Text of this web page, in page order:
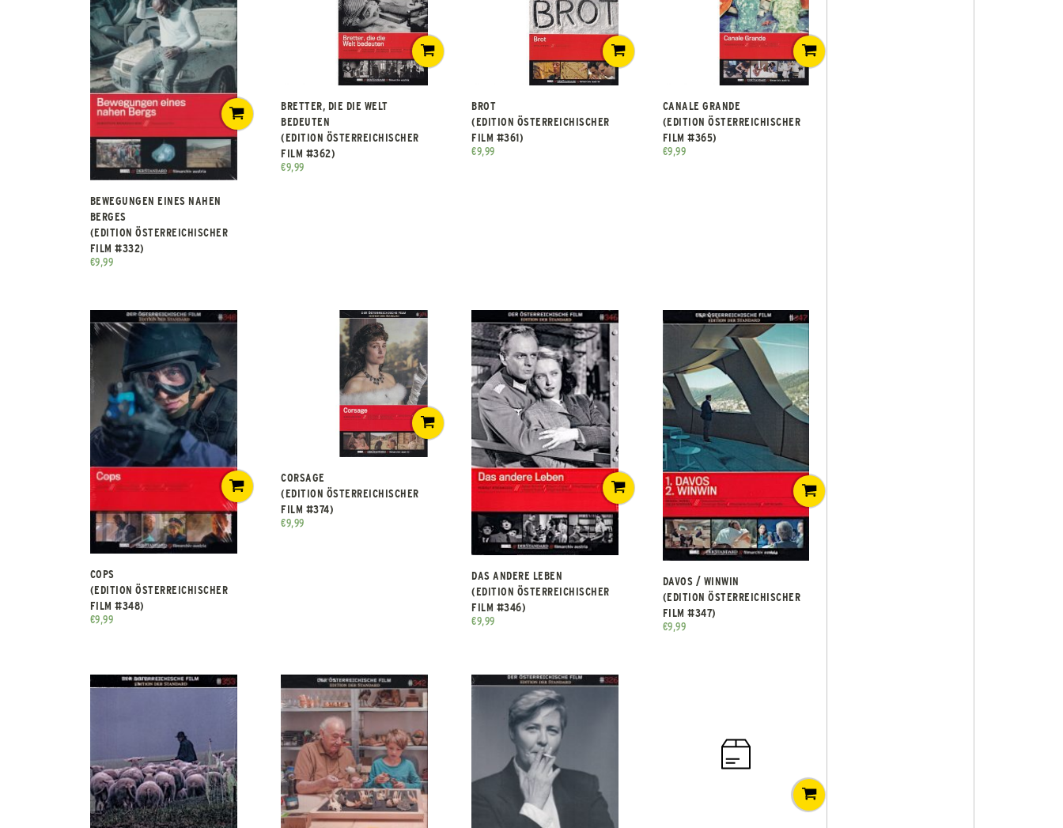
BEWEGUNGEN EINES NAHEN
BERGES
(EDITION ÖSTERREICHISCHER
FILM #332)
€9,99
BRETTER, DIE DIE WELT
BEDEUTEN
(EDITION ÖSTERREICHISCHER
FILM #362)
€9,99
BROT
(EDITION ÖSTERREICHISCHER
FILM #361)
€9,99
CANALE GRANDE
(EDITION ÖSTERREICHISCHER
FILM #365)
€9,99
COPS
(EDITION ÖSTERREICHISCHER
FILM #348)
€9,99
CORSAGE
(EDITION ÖSTERREICHISCHER
FILM #374)
€9,99
DAS ANDERE LEBEN
(EDITION ÖSTERREICHISCHER
FILM #346)
€9,99
DAVOS / WINWIN
(EDITION ÖSTERREICHISCHER
FILM #347)
€9,99